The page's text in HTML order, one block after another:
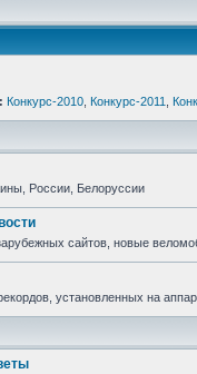
Конкурс-2010 Конкурс-2011
России, Белоруссии
сайтов, новые
установленных на